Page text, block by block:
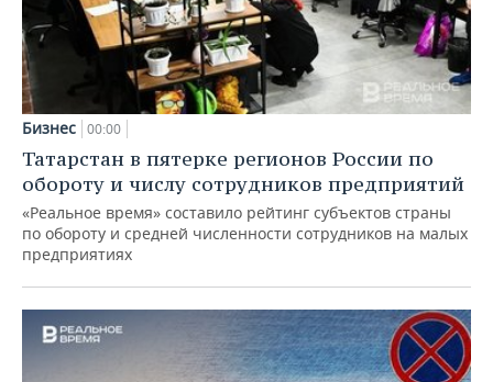
Бизнес 00:00
Татарстан в пятерке регионов России по
обороту и числу сотрудников предприятий
«Реальное время» составило рейтинг субъектов страны
по обороту и средней численности сотрудников на малых
предприятиях